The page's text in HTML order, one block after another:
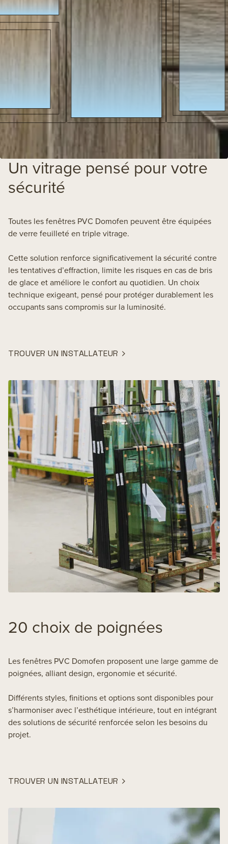
Un vitrage pensé pour votre
sécurité
Toutes les fenêtres PVC Domofen peuvent être équipées
de verre feuilleté en triple vitrage.
Cette solution renforce significativement la sécurité contre
les tentatives d’effraction, limite les risques en cas de bris
de glace et améliore le confort au quotidien. Un choix
technique exigeant, pensé pour protéger durablement les
occupants sans compromis sur la luminosité.
TROUVER UN INSTALLATEUR
20 choix de poignées
Les fenêtres PVC Domofen proposent une large gamme de
poignées, alliant design, ergonomie et sécurité.
Différents styles, finitions et options sont disponibles pour
s’harmoniser avec l’esthétique intérieure, tout en intégrant
des solutions de sécurité renforcée selon les besoins du
projet.
TROUVER UN INSTALLATEUR